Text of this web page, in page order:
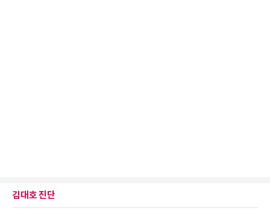
김대호 진단